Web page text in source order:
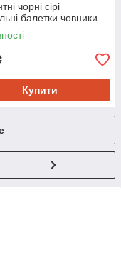
чорні сірі
балетки човники
Купити